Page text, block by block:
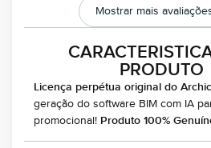
Mostrar mais
PRODUTO
Licença perpétua original do
geração do software BIM com IA
promocional! Produto 100%